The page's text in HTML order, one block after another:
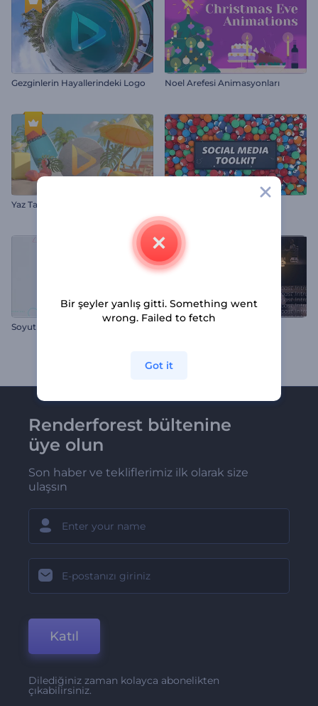
Gezginlerin Hayallerindeki Logo Noel Arefesi Animasyonları
Yaz Tatili Logo
Soyut Görseller Giriş Videosu
Renderforest bültenine
üye olun
Son haber ve tekliflerimiz ilk olarak size
ulaşsın
Katıl
Dilediğiniz zaman kolayca abonelikten
çıkabilirsiniz.
Bir şeyler yanlış gitti. Something went
wrong. Failed to fetch
Got it